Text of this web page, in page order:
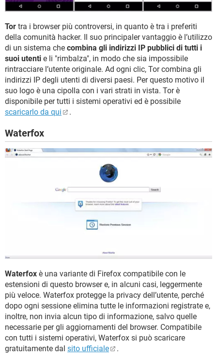
Tor tra i browser più controversi, in quanto è tra i preferiti
della comunità hacker. Il suo principaler vantaggio è l’utilizzo
di un sistema che combina gli indirizzi IP pubblici di tutti i
suoi utenti e li "rimbalza", in modo che sia impossibile
rintracciare l’utente originale. Ad ogni clic, Tor combina gli
indirizzi IP degli utenti di diversi paesi. Per questo motivo il
suo logo è una cipolla con i vari strati in vista. Tor è
disponibile per tutti i sistemi operativi ed è possibile
scaricarlo da qui
.
Waterfox
Waterfox è una variante di Firefox compatibile con le
estensioni di questo browser e, in alcuni casi, leggermente
più veloce. Waterfox protegge la privacy dell’utente, perché
dopo ogni sessione elimina tutte le informazioni registrate e,
inoltre, non invia alcun tipo di informazione, salvo quelle
necessarie per gli aggiornamenti del browser. Compatibile
con tutti i sistemi operativi, Waterfox si può scaricare
gratuitamente dal sito ufficiale .